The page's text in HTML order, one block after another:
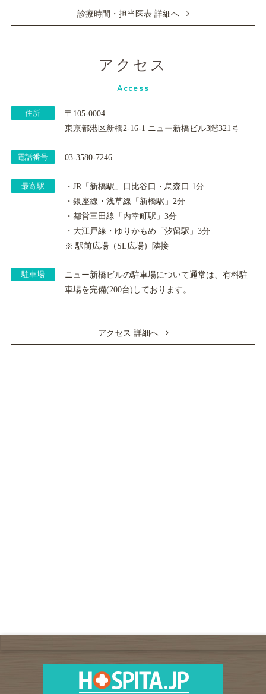
診療時間・担当医表 詳細へ
アクセス
Access
住所
〒105-0004
東京都港区新橋2-16-1 ニュー新橋ビル3階321号
電話番号 03-3580-7246
最寄駅
・JR「新橋駅」日比谷口・烏森口 1分
・銀座線・浅草線「新橋駅」2分
・都営三田線「内幸町駅」3分
・大江戸線・ゆりかもめ「汐留駅」3分
※ 駅前広場（SL広場）隣接
駐車場
ニュー新橋ビルの駐車場について通常は、有料駐
車場を完備(200台)しております。
アクセス 詳細へ